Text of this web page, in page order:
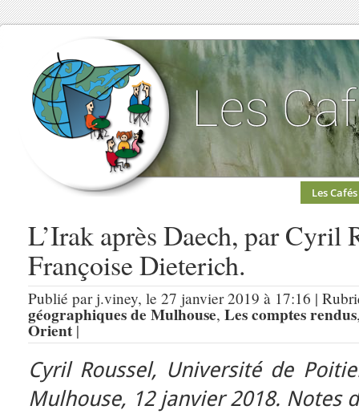
Les Cafés
L’Irak après Daech, par Cyril
Françoise Dieterich.
Publié par j.viney, le 27 janvier 2019 à 17:16 |
géographiques de Mulhouse, Les comptes rendus
Orient|
Cyril Roussel, Université de
Mulhouse, 12 janvier 2018. Notes